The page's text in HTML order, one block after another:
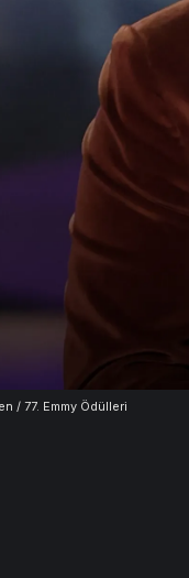
/ 77. Emmy Ödülleri